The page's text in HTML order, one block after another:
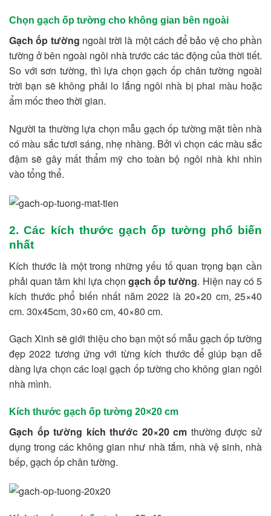
Chọn gạch ốp tường cho không gian bên ngoài
Gạch ốp tường ngoài trời là một cách để bảo vệ cho phần
tường ở bên ngoài ngôi nhà trước các tác động của thời tiết.
So với sơn tường, thì lựa chọn gạch ốp chân tường ngoài
trời bạn sẽ không phải lo lắng ngôi nhà bị phai màu hoặc
ẩm mốc theo thời gian.
Người ta thường lựa chọn mẫu gạch ốp tường mặt tiền nhà
có màu sắc tươi sáng, nhẹ nhàng. Bởi vì chọn các màu sắc
đậm sẽ gây mất thẩm mỹ cho toàn bộ ngôi nhà khi nhìn
vào tổng thể.
2. Các kích thước gạch ốp tường phổ biến
nhất
Kích thước là một trong những yếu tố quan trọng bạn cần
phải quan tâm khi lựa chọn gạch ốp tường. Hiện nay có 5
kích thước phổ biến nhất năm 2022 là 20×20 cm, 25×40
cm. 30x45cm, 30×60 cm, 40×80 cm.
Gạch Xinh sẽ giới thiệu cho bạn một số mẫu gạch ốp tường
đẹp 2022 tương ứng với từng kích thước để giúp bạn dễ
dàng lựa chọn các loại gạch ốp tường cho không gian ngôi
nhà mình.
Kích thước gạch ốp tường 20×20 cm
Gạch ốp tường kích thước 20×20 cm thường được sử
dụng trong các không gian như nhà tắm, nhà vệ sinh, nhà
bếp, gạch ốp chân tường.